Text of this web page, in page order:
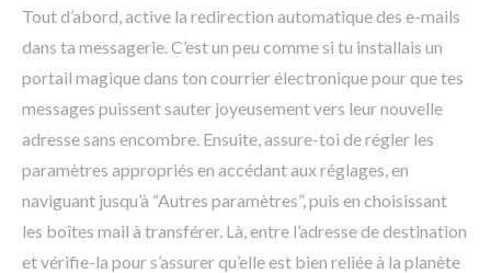
Tout d’abord, active la redirection automatique des e-mails
dans ta messagerie. C’est un peu comme si tu installais un
portail magique dans ton courrier électronique pour que tes
messages puissent sauter joyeusement vers leur nouvelle
adresse sans encombre. Ensuite, assure-toi de régler les
paramètres appropriés en accédant aux réglages, en
naviguant jusqu’à “Autres paramètres”, puis en choisissant
les boîtes mail à transférer. Là, entre l’adresse de destination
et vérifie-la pour s’assurer qu’elle est bien reliée à la planète